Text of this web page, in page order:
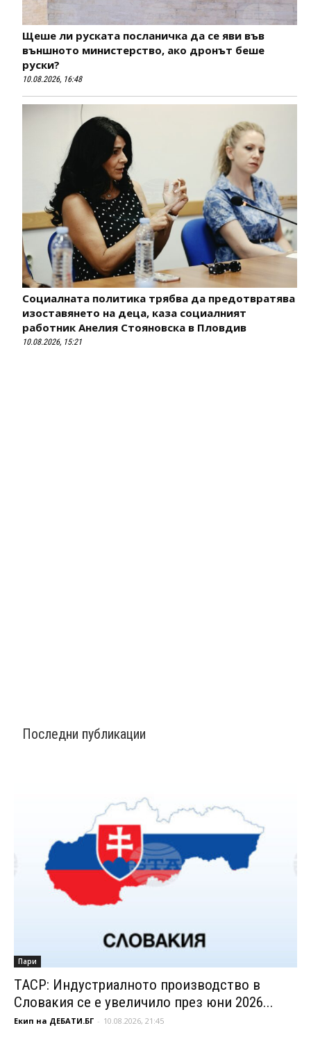
Щеше ли руската посланичка да се яви във
външното министерство, ако дронът беше
руски?
10.08.2026, 16:48
Социалната политика трябва да предотвратява
изоставянето на деца, каза социалният
работник Анелия Стояновска в Пловдив
10.08.2026, 15:21
Последни публикации
Пари
ТАСР: Индустриалното производство в
Словакия се е увеличило през юни 2026...
Екип на ДЕБАТИ.БГ - 10.08.2026, 21:45